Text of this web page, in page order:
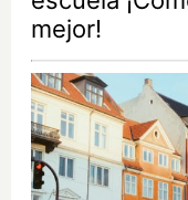
mejor!